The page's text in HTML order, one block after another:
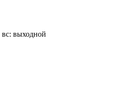
вс: выходной